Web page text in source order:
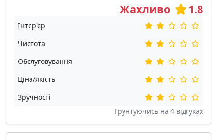
Жахливо 1.8
Інтер'єр
Чистота
Обслуговування
Ціна/якість
Зручності
Грунтуючись на 4 відгуках